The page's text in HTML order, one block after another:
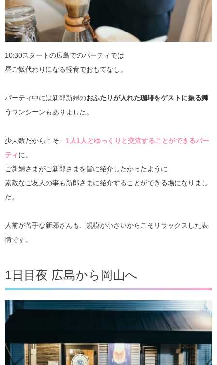
10:30スタートの広島でのパーティでは
昼ご飯代わりになる軽食でおもてなし。
パーティ中には新郎新婦のおふたりが入れた珈琲をゲストに振る舞
う ワンシーンもありました。
少人数だからこそ、 1人1人とゆっくりと交流することができるパー
ティに。
ご新婦さまがご新郎さまを皆に紹介したかったように
素敵なご友人の事も新郎さまに紹介することができる場になりまし
た。
人前が苦手な新郎さんも、規模が小さいからこそリラックスした表
情です。
1日目夜 広島から岡山へ